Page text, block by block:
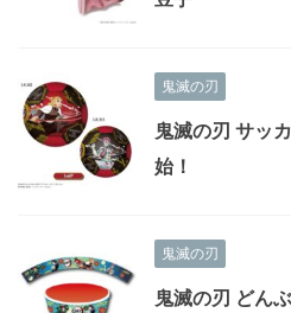
鬼滅の刃
鬼滅の刃 サッ
始！
鬼滅の刃
鬼滅の刃 どん